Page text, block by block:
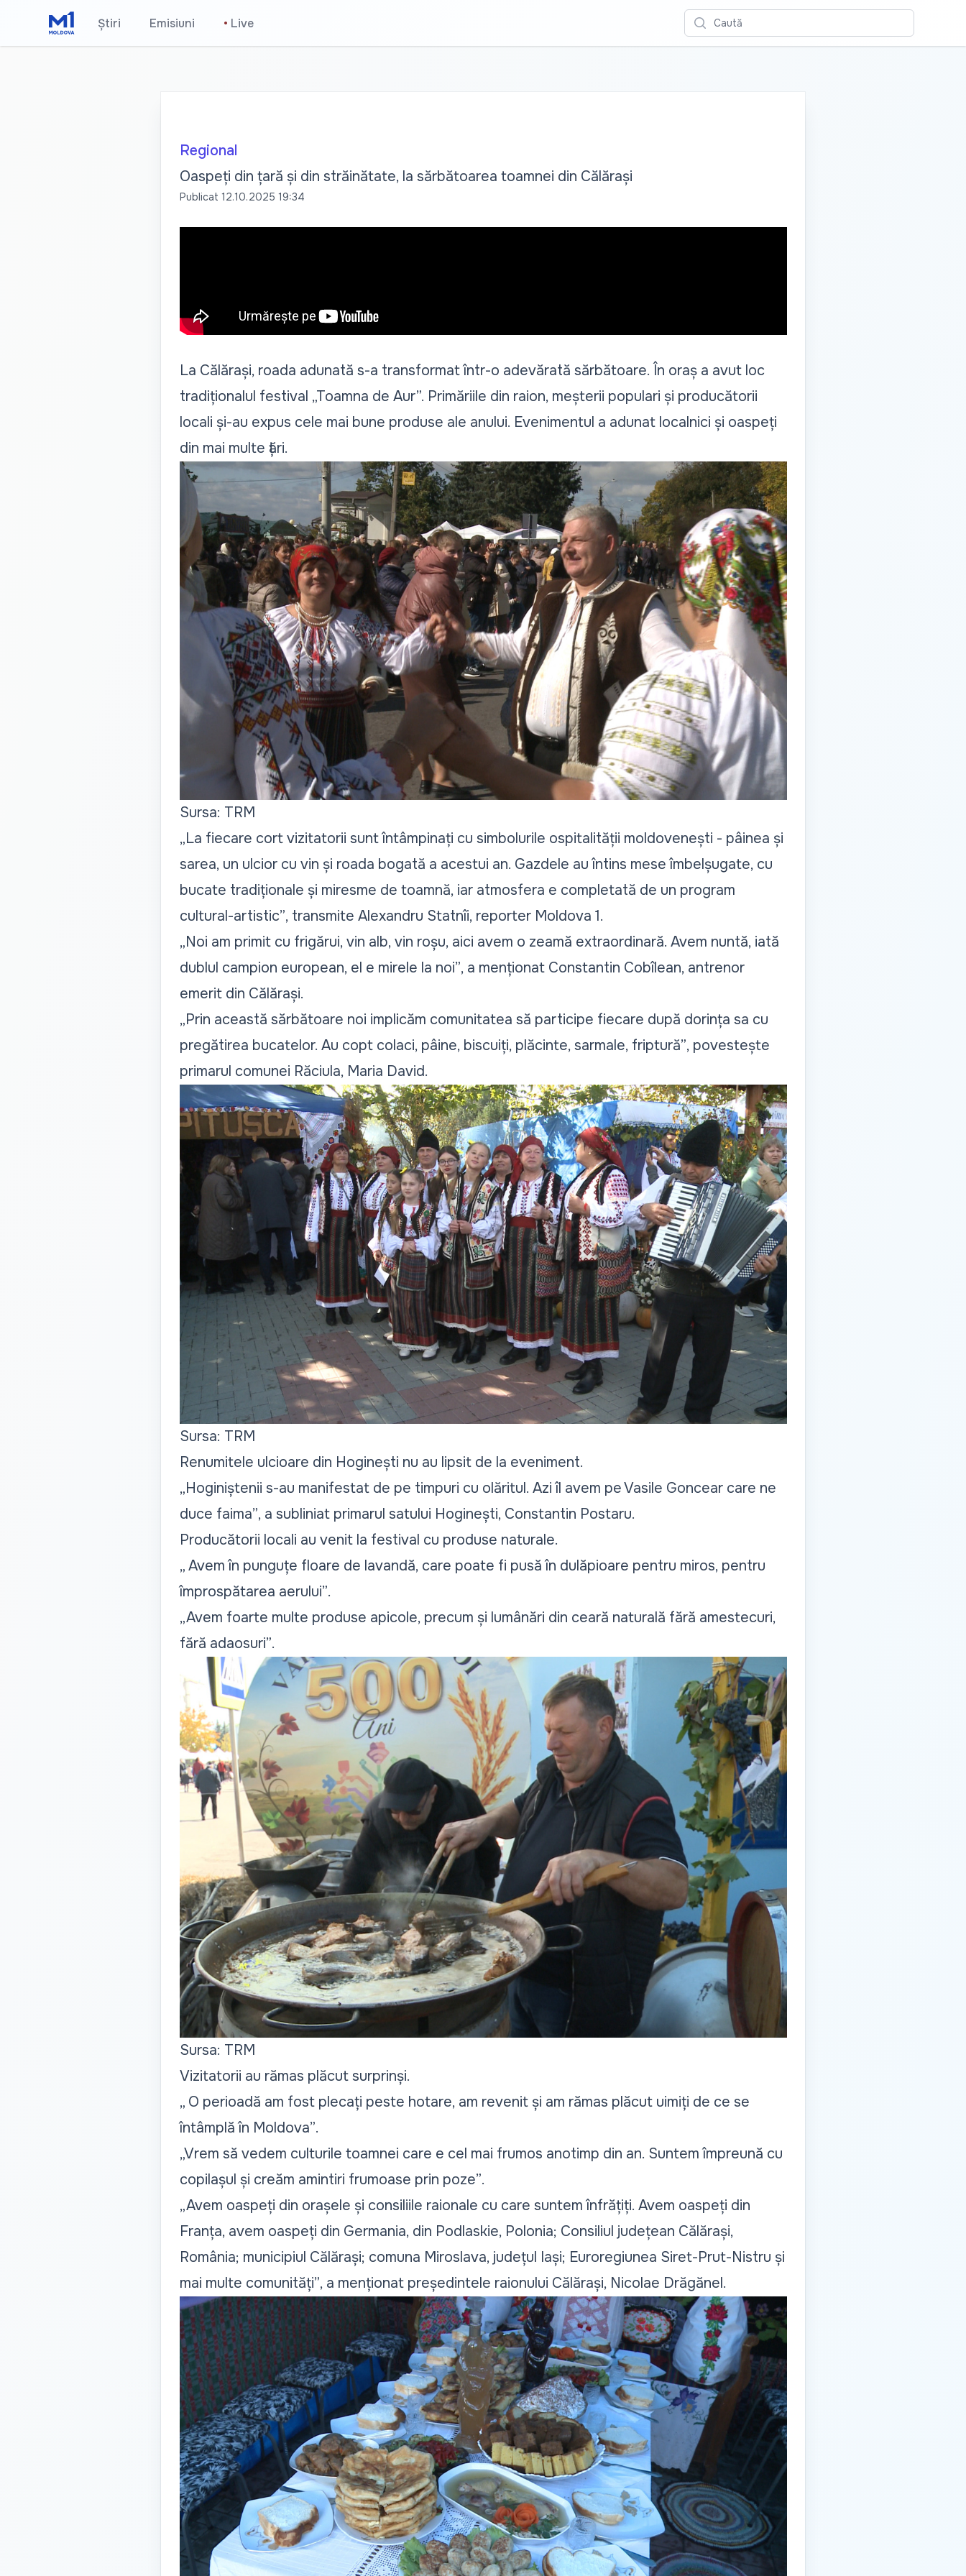
Știri Emisiuni • Live Caută
Regional
Oaspeți din țară și din străinătate, la sărbătoarea toamnei din Călărași
Publicat 12.10.2025 19:34
La Călărași, roada adunată s-a transformat într-o adevărată sărbătoare. În oraș a avut loc
tradiționalul festival „Toamna de Aur”. Primăriile din raion, meșterii populari și producătorii
locali și-au expus cele mai bune produse ale anului. Evenimentul a adunat localnici și oaspeți
din mai multe țări.
Sursa: TRM
„La fiecare cort vizitatorii sunt întâmpinați cu simbolurile ospitalității moldovenești - pâinea și
sarea, un ulcior cu vin și roada bogată a acestui an. Gazdele au întins mese îmbelșugate, cu
bucate tradiționale și miresme de toamnă, iar atmosfera e completată de un program
cultural-artistic”, transmite Alexandru Statnîi, reporter Moldova 1.
„Noi am primit cu frigărui, vin alb, vin roșu, aici avem o zeamă extraordinară. Avem nuntă, iată
dublul campion european, el e mirele la noi”, a menționat Constantin Cobîlean, antrenor
emerit din Călărași.
„Prin această sărbătoare noi implicăm comunitatea să participe fiecare după dorința sa cu
pregătirea bucatelor. Au copt colaci, pâine, biscuiți, plăcinte, sarmale, friptură”, povestește
primarul comunei Răciula, Maria David.
Sursa: TRM
Renumitele ulcioare din Hoginești nu au lipsit de la eveniment.
„Hoginiștenii s-au manifestat de pe timpuri cu olăritul. Azi îl avem pe Vasile Goncear care ne
duce faima”, a subliniat primarul satului Hoginești, Constantin Postaru.
Producătorii locali au venit la festival cu produse naturale.
„ Avem în punguțe floare de lavandă, care poate fi pusă în dulăpioare pentru miros, pentru
împrospătarea aerului”.
„Avem foarte multe produse apicole, precum și lumânări din ceară naturală fără amestecuri,
fără adaosuri”.
Sursa: TRM
Vizitatorii au rămas plăcut surprinși.
„ O perioadă am fost plecați peste hotare, am revenit și am rămas plăcut uimiți de ce se
întâmplă în Moldova”.
„Vrem să vedem culturile toamnei care e cel mai frumos anotimp din an. Suntem împreună cu
copilașul și creăm amintiri frumoase prin poze”.
„Avem oaspeți din orașele și consiliile raionale cu care suntem înfrățiți. Avem oaspeți din
Franța, avem oaspeți din Germania, din Podlaskie, Polonia; Consiliul județean Călărași,
România; municipiul Călărași; comuna Miroslava, județul Iași; Euroregiunea Siret-Prut-Nistru și
mai multe comunități”, a menționat președintele raionului Călărași, Nicolae Drăgănel.